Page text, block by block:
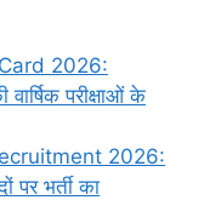
2026:
वार्षिक परीक्षाओं के
2026:
पर भर्ती का